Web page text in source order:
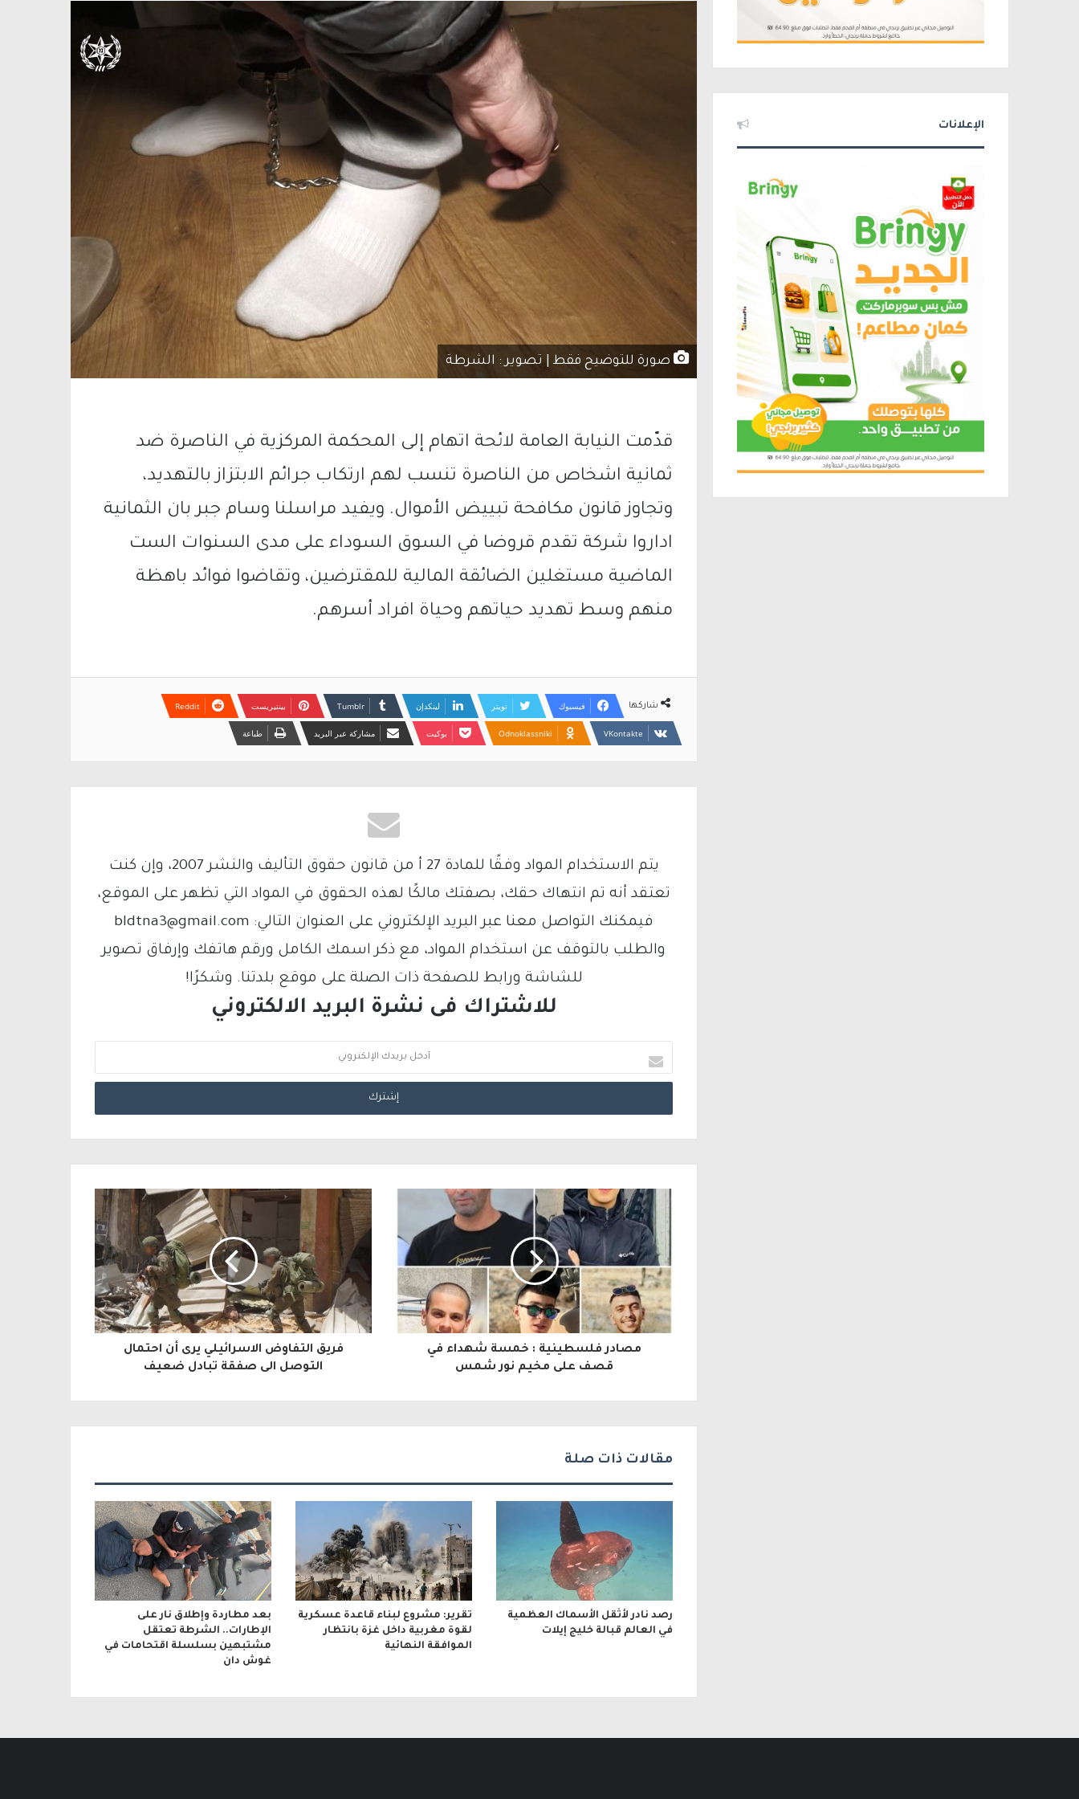
صورة للتوضيح فقط | تصوير : الشرطة
قدّمت النيابة العامة لائحة اتهام إلى المحكمة المركزية في الناصرة ضد
ثمانية اشخاص من الناصرة تنسب لهم ارتكاب جرائم الابتزاز بالتهديد،
وتجاوز قانون مكافحة تبييض الأموال. ويفيد مراسلنا وسام جبر بان الثمانية
اداروا شركة تقدم قروضا في السوق السوداء على مدى السنوات الست
الماضية مستغلين الضائقة المالية للمقترضين، وتقاضوا فوائد باهظة
منهم وسط تهديد حياتهم وحياة افراد أسرهم.
شاركها فيسبوك تويتر لينكدإن بينتيريست
Odnoklassniki بوكيت مشاركة عبر البريد طباعة
يتم الاستخدام المواد وفقًا للمادة 27 أ من قانون حقوق التأليف والنشر 2007، وإن كنت
تعتقد أنه تم انتهاك حقك، بصفتك مالكًا لهذه الحقوق في المواد التي تظهر على الموقع،
فيمكنك التواصل معنا عبر البريد الإلكتروني على العنوان التالي: bldtna3@gmail.com
والطلب بالتوقف عن استخدام المواد، مع ذكر اسمك الكامل ورقم هاتفك وإرفاق تصوير
للشاشة ورابط للصفحة ذات الصلة على موقع بلدتنا. وشكرًا!
للاشتراك فى نشرة البريد الالكتروني
د
خ
ل
ب
د
ك
ا
ل
و
مصادر فلسطينية : خمسة شهداء في
قصف على مخيم نور شمس
فريق التفاوض الاسرائيلي يرى أن احتمال
التوصل الى صفقة تبادل ضعيف
مقالات ذات صلة
رصد نادر لأثقل الأسماك العظمية
في العالم قبالة خليج إيلات
تقرير: مشروع لبناء قاعدة عسكرية
لقوة مغربية داخل غزة بانتظار
الموافقة النهائية
بعد مطاردة وإطلاق نار على
الإطارات.. الشرطة تعتقل
مشتبهين بسلسلة اقتحامات في
غوش دان
الإعلانات